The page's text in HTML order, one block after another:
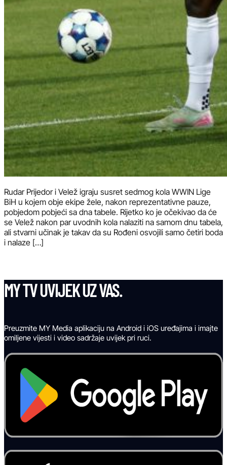
Rudar Prijedor i Velež igraju susret sedmog kola WWIN Lige
BiH u kojem obje ekipe žele, nakon reprezentativne pauze,
pobjedom pobjeći sa dna tabele. Rijetko ko je očekivao da će
se Velež nakon par uvodnih kola nalaziti na samom dnu tabela,
ali stvarni učinak je takav da su Rođeni osvojili samo četiri boda
i nalaze […]
MY TV UVIJEK UZ VAS.
Preuzmite MY Media aplikaciju na Android i iOS uređajima i imajte
omiljene vijesti i video sadržaje uvijek pri ruci.